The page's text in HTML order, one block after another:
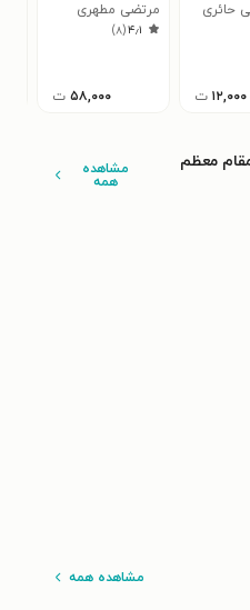
حائری
۱۲,۰۰۰ ت
مرتضی مطهری
۴٫۱(۸)
۵۸,۰۰۰ ت
معظم
مشاهده
همه
مشاهده همه